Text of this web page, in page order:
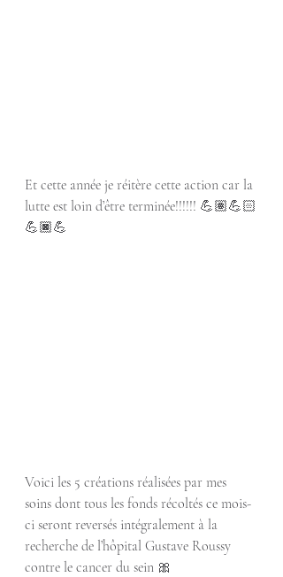
Et cette année je réitère cette action car la
lutte est loin d’être terminée!!!!!! 💪🏽💪🏻
💪🏿💪
Voici les 5 créations réalisées par mes
soins dont tous les fonds récoltés ce mois-
ci seront reversés intégralement à la
recherche de l’hôpital Gustave Roussy
contre le cancer du sein 🎀